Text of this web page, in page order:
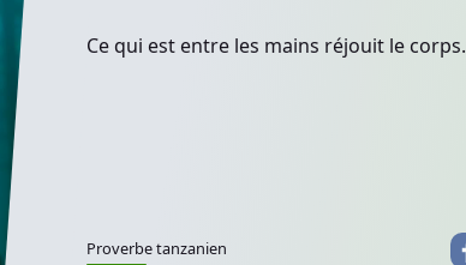
Ce qui est entre les mains réjouit le corps.
Proverbe tanzanien